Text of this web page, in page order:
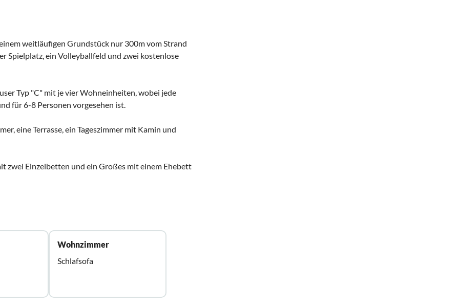
weitläufigen Grundstück nur 300m vom Strand
Spielplatz, ein Volleyballfeld und zwei kostenlose
Typ "C" mit je vier Wohneinheiten, wobei jede
für 6-8 Personen vorgesehen ist.
eine Terrasse, ein Tageszimmer mit Kamin und
zwei Einzelbetten und ein Großes mit einem Ehebett
Wohnzimmer
Schlafsofa